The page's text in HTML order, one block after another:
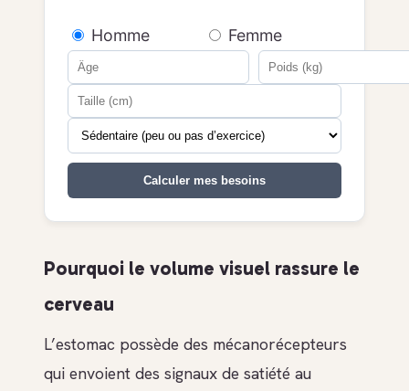
Homme Femme
Calculer mes besoins
Pourquoi le volume visuel rassure le
cerveau
L’estomac possède des mécanorécepteurs
qui envoient des signaux de satiété au